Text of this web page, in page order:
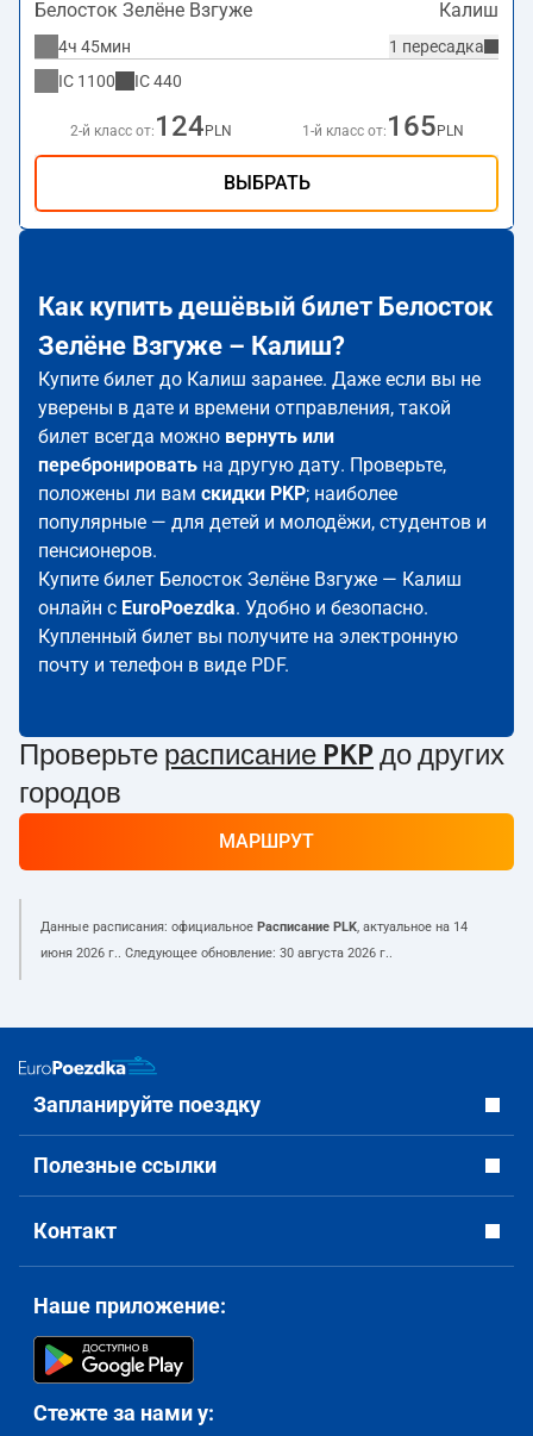
Белосток Зелёне Взгуже Калиш
1 пересадка
4ч 45мин
IC 1100 IC440
2-й класс от: 124 PLN 1-й класс от: 165 PLN
ВЫБРАТЬ
Как купить дешёвый билет Белосток
Зелёне Взгуже – Калиш?
Купите билет до Калиш заранее. Даже если вы не
уверены в дате и времени отправления, такой
билет всегда можно вернуть или
перебронировать на другую дату. Проверьте,
положены ли вам скидки PKP; наиболее
популярные — для детей и молодёжи, студентов и
пенсионеров.
Купите билет Белосток Зелёне Взгуже — Калиш
онлайн с EuroPoezdka. Удобно и безопасно.
Купленный билет вы получите на электронную
почту и телефон в виде PDF.
Проверьте расписание PKP до других
городов
МАРШРУТ
Данные расписания: официальное Расписание PLK, актуальное на 14
июня 2026 г.. Следующее обновление: 30 августа 2026 г..
Запланируйте поездку
Полезные ссылки
Контакт
Наше приложение:
Стежте за нами у: